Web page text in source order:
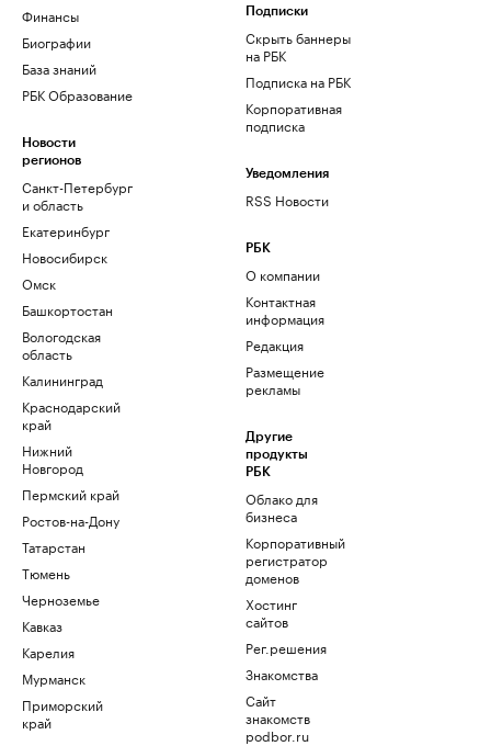
Финансы
Биографии
База знаний
РБК Образование
Новости
регионов
Санкт-Петербург
и область
Екатеринбург
Новосибирск
Омск
Башкортостан
Вологодская
область
Калининград
Краснодарский
край
Нижний
Новгород
Пермский край
Ростов-на-Дону
Татарстан
Тюмень
Черноземье
Кавказ
Карелия
Мурманск
Приморский
край
Подписки
Скрыть баннеры
на РБК
Подписка на РБК
Корпоративная
подписка
Уведомления
RSS Новости
РБК
О компании
Контактная
информация
Редакция
Размещение
рекламы
Другие
продукты
РБК
Облако для
бизнеса
Корпоративный
регистратор
доменов
Хостинг
сайтов
Рег.решения
Знакомства
Сайт
знакомств
podbor.ru